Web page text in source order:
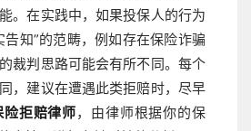
。在实践中，如果投保人的行为
告知”的范畴，例如存在保险诈骗
裁判思路可能会有所不同。每个
，建议在遭遇此类拒赔时，尽早
险拒赔律师，由律师根据你的保